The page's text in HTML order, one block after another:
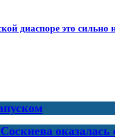
диаспоре это сильно
оказалась